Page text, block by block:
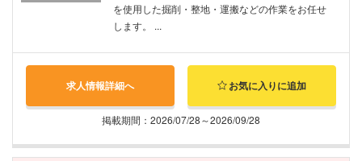
を使用した掘削・整地・運搬などの作業をお任せ
します。 ...
求人情報詳細へ お気に入りに追加
掲載期間：2026/07/28～2026/09/28